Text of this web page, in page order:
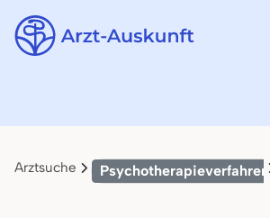
Arztsuche Psychotherapieverfahren